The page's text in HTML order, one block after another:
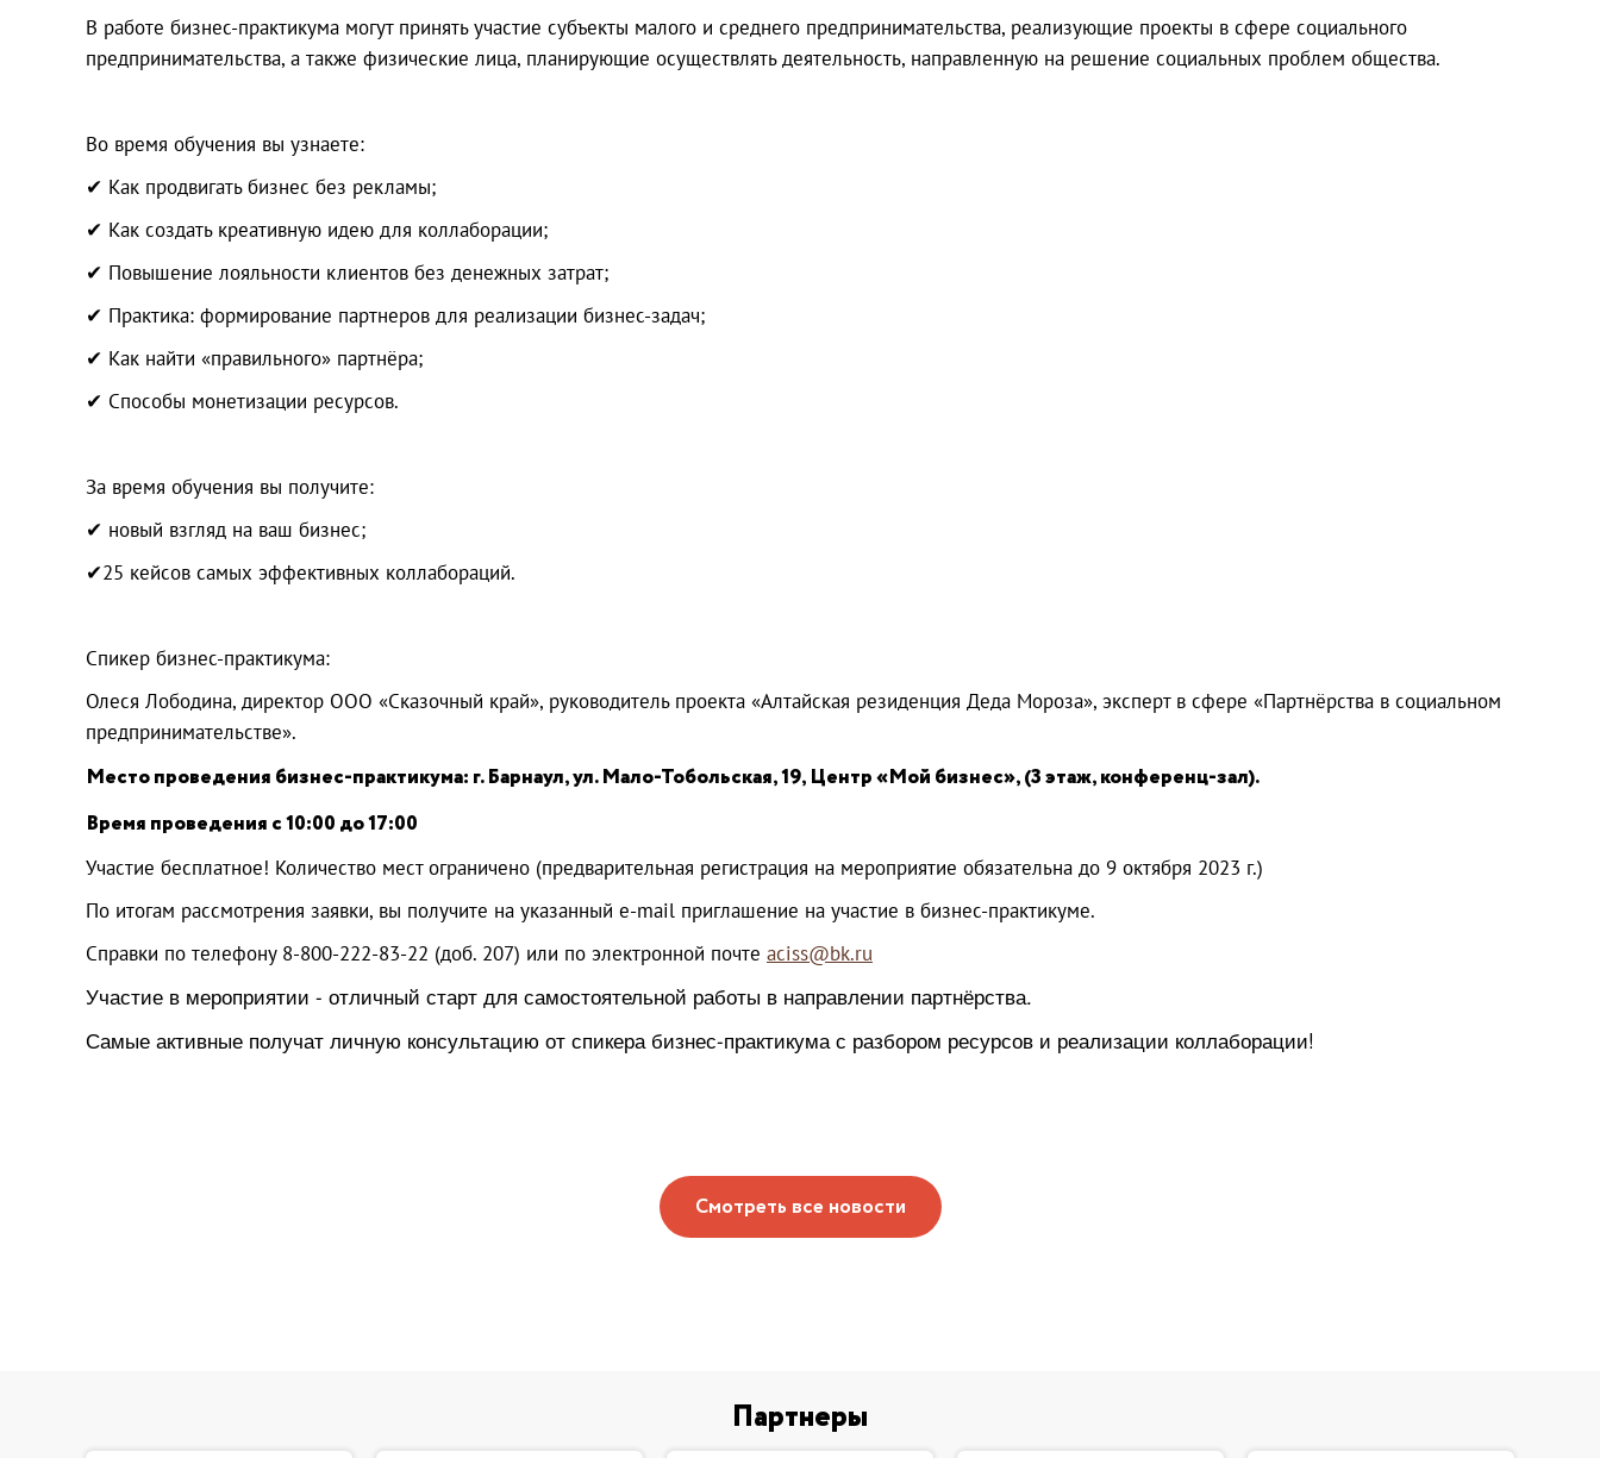
В работе бизнес-практикума могут принять участие субъекты малого и среднего предпринимательства, реализующие проекты в сфере социального
предпринимательства, а также физические лица, планирующие осуществлять деятельность, направленную на решение социальных проблем общества.
Во время обучения вы узнаете:
✔ Как продвигать бизнес без рекламы;
✔ Как создать креативную идею для коллаборации;
✔ Повышение лояльности клиентов без денежных затрат;
✔ Практика: формирование партнеров для реализации бизнес-задач;
✔ Как найти «правильного» партнёра;
✔ Способы монетизации ресурсов.
За время обучения вы получите:
✔ новый взгляд на ваш бизнес;
✔25 кейсов самых эффективных коллабораций.
Спикер бизнес-практикума:
Олеся Лободина, директор ООО «Сказочный край», руководитель проекта «Алтайская резиденция Деда Мороза», эксперт в сфере «Партнёрства в социальном
предпринимательстве».
Место проведения бизнес-практикума: г. Барнаул, ул. Мало-Тобольская, 19, Центр «Мой бизнес», (3 этаж, конференц-зал).
Время проведения с 10:00 до 17:00
Участие бесплатное! Количество мест ограничено (предварительная регистрация на мероприятие обязательна до 9 октября 2023 г.)
По итогам рассмотрения заявки, вы получите на указанный e-mail приглашение на участие в бизнес-практикуме.
Справки по телефону 8-800-222-83-22 (доб. 207) или по электронной почте aciss@bk.ru
Участие в мероприятии - отличный старт для самостоятельной работы в направлении партнёрства.
Самые активные получат личную консультацию от спикера бизнес-практикума с разбором ресурсов и реализации коллаборации!
Смотреть все новости
Партнеры